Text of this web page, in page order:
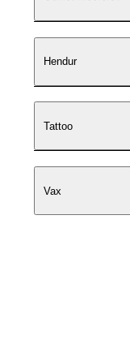
Hendur
Tattoo
Vax